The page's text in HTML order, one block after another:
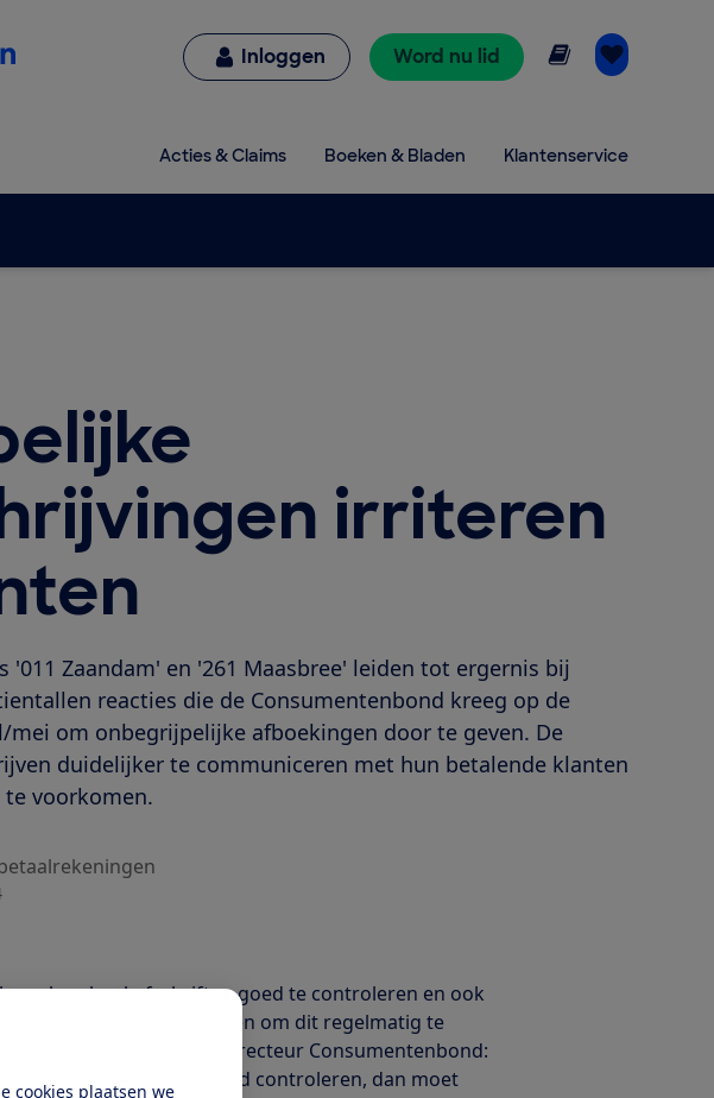
cookies plaatsen we
Inloggen Word nu lid Online lezen
Acties & Claims Boeken & Bladen Klantenservice
irriteren
'011 Zaandam' en '261 Maasbree' leiden tot ergernis bij
reacties die de Consumentenbond kreeg op de
mei om onbegrijpelijke afboekingen door te geven. De
duidelijker te communiceren met hun betalende klanten
voorkomen.
om hun bankafschriften goed te controleren en ook
van hun klanten om dit regelmatig te
Bart Combée, directeur Consumentenbond:
hun bankafschriften goed controleren, dan moet